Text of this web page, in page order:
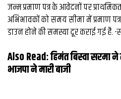
जन्म प्रमाण पत्र के आवेदनों पर
अभिभावकों को समय सीमा में प्रमाण
डाउन होने की समस्या दूर कराई गई है.
Also Read:हिमंत बिस्वा सरमा
भाजपा ने मारी बाजी